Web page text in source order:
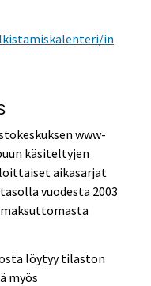
in
www-
käsiteltyjen
aikasarjat
vuodesta 2003
löytyy tilaston
myös